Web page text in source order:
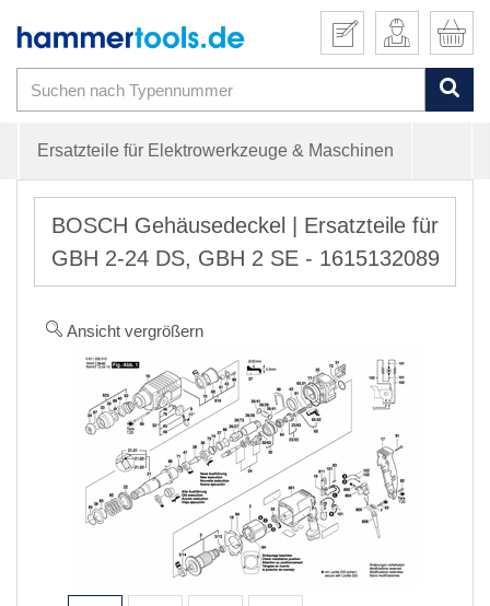
Ersatzteile für Elektrowerkzeuge & Maschinen
BOSCH Gehäusedeckel | Ersatzteile für
GBH 2-24 DS, GBH 2 SE - 1615132089
Ansicht vergrößern